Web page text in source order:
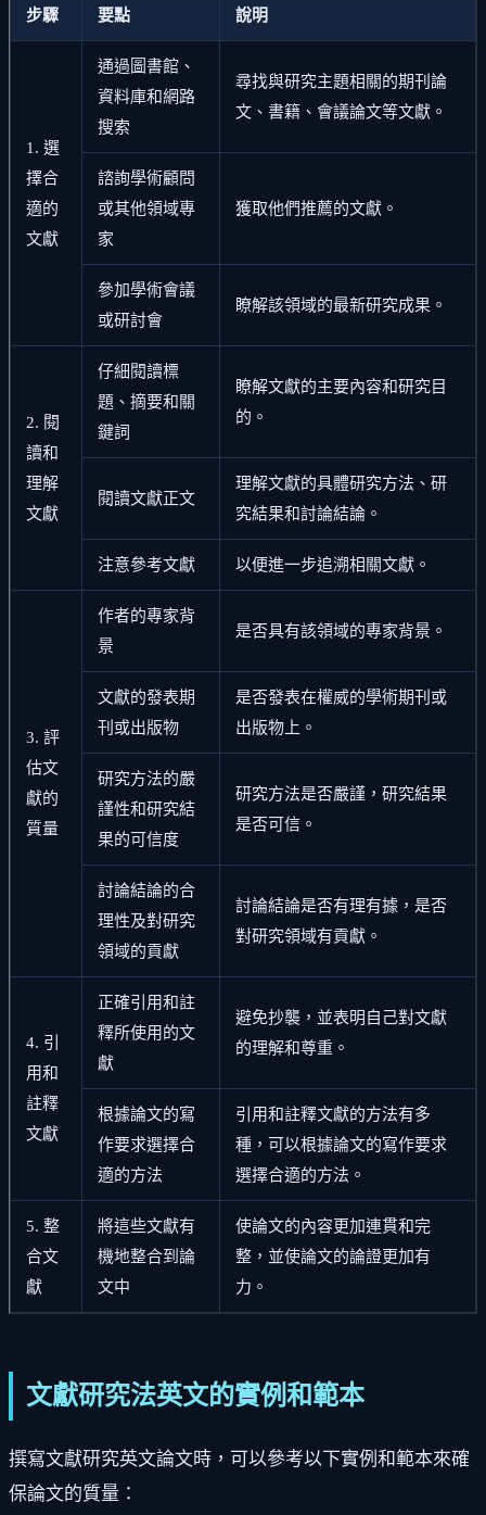
步驟 要點 說明
1. 選
擇合
適的
文獻
通過圖書館、
資料庫和網路
搜索
尋找與研究主題相關的期刊論
文、書籍、會議論文等文獻。
諮詢學術顧問
或其他領域專
家
獲取他們推薦的文獻。
參加學術會議
或研討會
瞭解該領域的最新研究成果。
2. 閱
讀和
理解
文獻
仔細閱讀標
題、摘要和關
鍵詞
瞭解文獻的主要內容和研究目
的。
閱讀文獻正文
理解文獻的具體研究方法、研
究結果和討論結論。
注意參考文獻 以便進一步追溯相關文獻。
3. 評
估文
獻的
質量
作者的專家背
景
是否具有該領域的專家背景。
文獻的發表期
刊或出版物
是否發表在權威的學術期刊或
出版物上。
研究方法的嚴
謹性和研究結
果的可信度
研究方法是否嚴謹，研究結果
是否可信。
討論結論的合
理性及對研究
領域的貢獻
討論結論是否有理有據，是否
對研究領域有貢獻。
4. 引
用和
註釋
文獻
正確引用和註
釋所使用的文
獻
避免抄襲，並表明自己對文獻
的理解和尊重。
根據論文的寫
作要求選擇合
適的方法
引用和註釋文獻的方法有多
種，可以根據論文的寫作要求
選擇合適的方法。
5. 整
合文
獻
將這些文獻有
機地整合到論
文中
使論文的內容更加連貫和完
整，並使論文的論證更加有
力。
文獻研究法英文的實例和範本
撰寫文獻研究英文論文時，可以參考以下實例和範本來確
保論文的質量：